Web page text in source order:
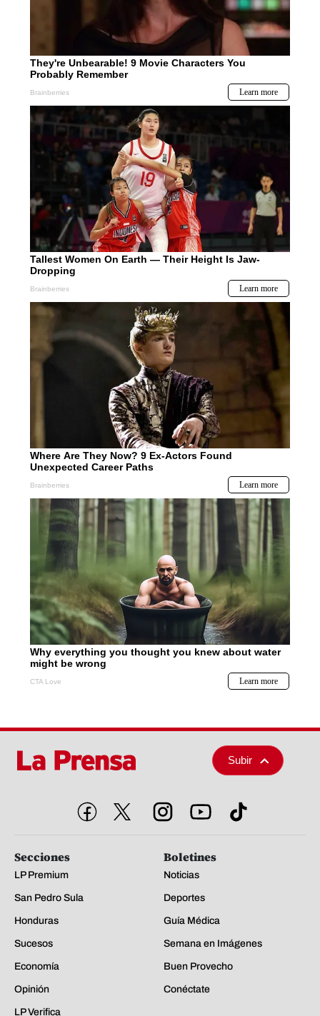
Subir
Secciones
LP Premium
San Pedro Sula
Honduras
Sucesos
Economía
Opinión
LP Verifica
Boletines
Noticias
Deportes
Guía Médica
Semana en Imágenes
Buen Provecho
Conéctate